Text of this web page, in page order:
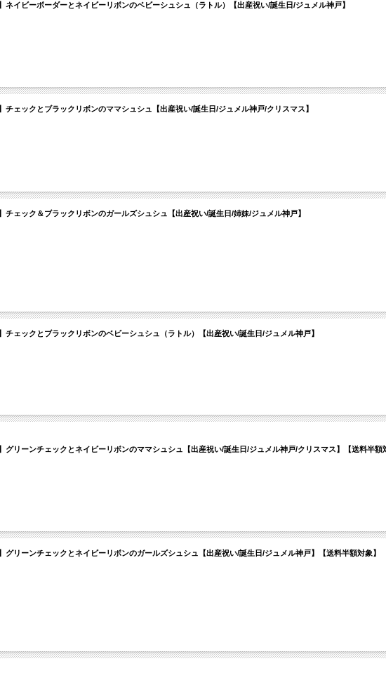
ネイビーボーダーとネイビーリボンのベビーシュシュ（ラトル）【出産祝い/誕生日/ジュメル神戸】
チェックとブラックリボンのママシュシュ【出産祝い/誕生日/ジュメル神戸/クリスマス】
チェック＆ブラックリボンのガールズシュシュ【出産祝い/誕生日/姉妹/ジュメル神戸】
チェックとブラックリボンのベビーシュシュ（ラトル）【出産祝い/誕生日/ジュメル神戸】
グリーンチェックとネイビーリボンのママシュシュ【出産祝い/誕生日/ジュメル神戸/クリスマス】【送料半額
グリーンチェックとネイビーリボンのガールズシュシュ【出産祝い/誕生日/ジュメル神戸】【送料半額対象】